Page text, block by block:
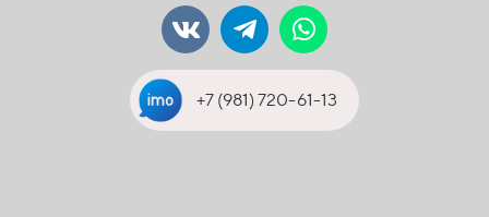
+7 (981) 720-61-13